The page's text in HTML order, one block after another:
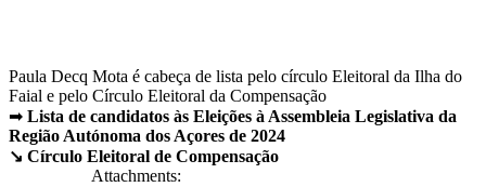
Paula Decq Mota é cabeça de lista pelo círculo Eleitoral da Ilha do
Faial e pelo Círculo Eleitoral da Compensação
➡ Lista de candidatos às Eleições à Assembleia Legislativa da
Região Autónoma dos Açores de 2024
↘️ Círculo Eleitoral de Compensação
Attachments: